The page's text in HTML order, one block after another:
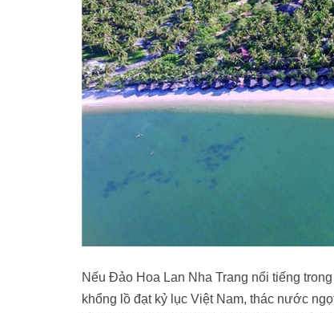
Nếu Đảo Hoa Lan Nha Trang nổi tiếng
khổng lồ đạt kỷ lục Việt Nam, thác nước